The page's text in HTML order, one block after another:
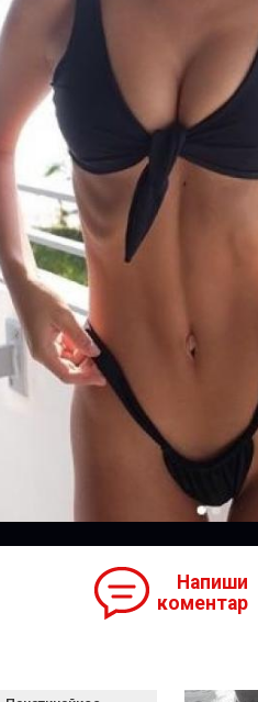
Напиши
коментар